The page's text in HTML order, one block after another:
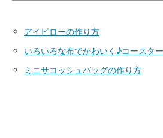
アイピローの作り方
いろいろな布でかわいく♪コースタ
ミニサコッシュバッグの作り方